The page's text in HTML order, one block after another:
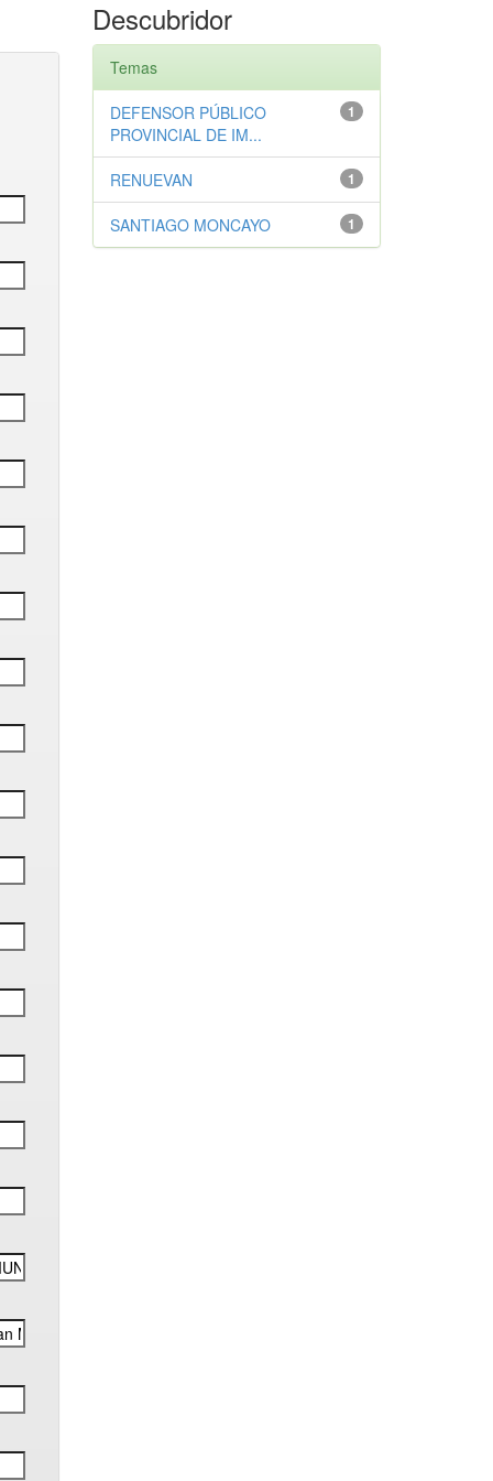
Descubridor
Temas
1
DEFENSOR PÚBLICO
PROVINCIAL DE IM...
1
RENUEVAN
1
SANTIAGO MONCAYO